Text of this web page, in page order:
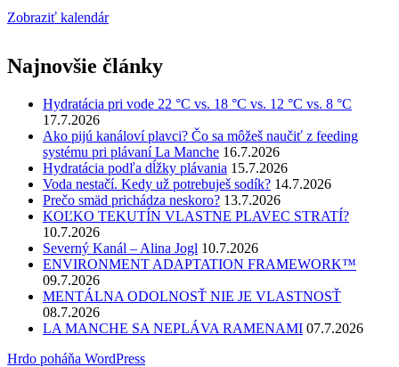
Zobraziť kalendár
Najnovšie články
Hydratácia pri vode 22 °C vs. 18 °C vs. 12 °C vs. 8 °C
17.7.2026
Ako pijú kanáloví plavci? Čo sa môžeš naučiť z feeding
systému pri plávaní La Manche 16.7.2026
Hydratácia podľa dĺžky plávania 15.7.2026
Voda nestačí. Kedy už potrebuješ sodík? 14.7.2026
Prečo smäd prichádza neskoro? 13.7.2026
KOĽKO TEKUTÍN VLASTNE PLAVEC STRATÍ?
10.7.2026
Severný Kanál – Alina Jogl 10.7.2026
ENVIRONMENT ADAPTATION FRAMEWORK™
09.7.2026
MENTÁLNA ODOLNOSŤ NIE JE VLASTNOSŤ
08.7.2026
LA MANCHE SA NEPLÁVA RAMENAMI 07.7.2026
Hrdo poháňa WordPress